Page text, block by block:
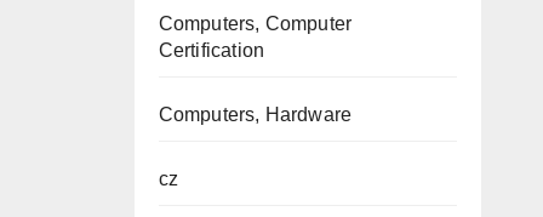
Computers, Computer
Certification
Computers, Hardware
cz